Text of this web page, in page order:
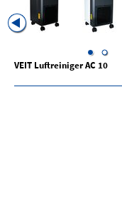
VEIT Luftreiniger AC 10